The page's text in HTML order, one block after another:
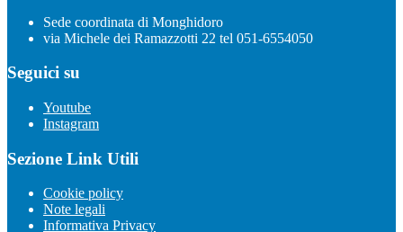
Sede coordinata di Monghidoro
via Michele dei Ramazzotti 22 tel 051-6554050
Seguici su
Youtube
Instagram
Sezione Link Utili
Cookie policy
Note legali
Informativa Privacy